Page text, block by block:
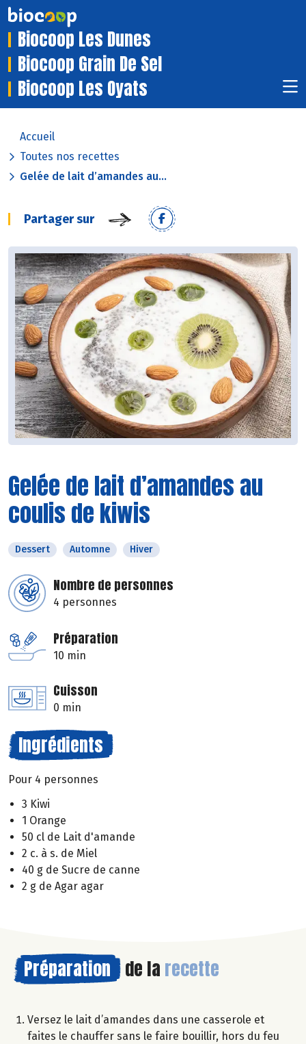
Biocoop Les Dunes
Biocoop Grain De Sel
Biocoop Les Oyats
Accueil
Toutes nos recettes
Gelée de lait d’amandes au...
Partager sur
Gelée de lait d’amandes au
coulis de kiwis
Dessert Automne Hiver
Nombre de personnes
4 personnes
Préparation
10 min
Cuisson
0 min
Ingrédients
Pour 4 personnes
3 Kiwi
1 Orange
50 cl de Lait d'amande
2 c. à s. de Miel
40 g de Sucre de canne
2 g de Agar agar
Préparation de la recette
Versez le lait d’amandes dans une casserole et
faites le chauffer sans le faire bouillir, hors du feu